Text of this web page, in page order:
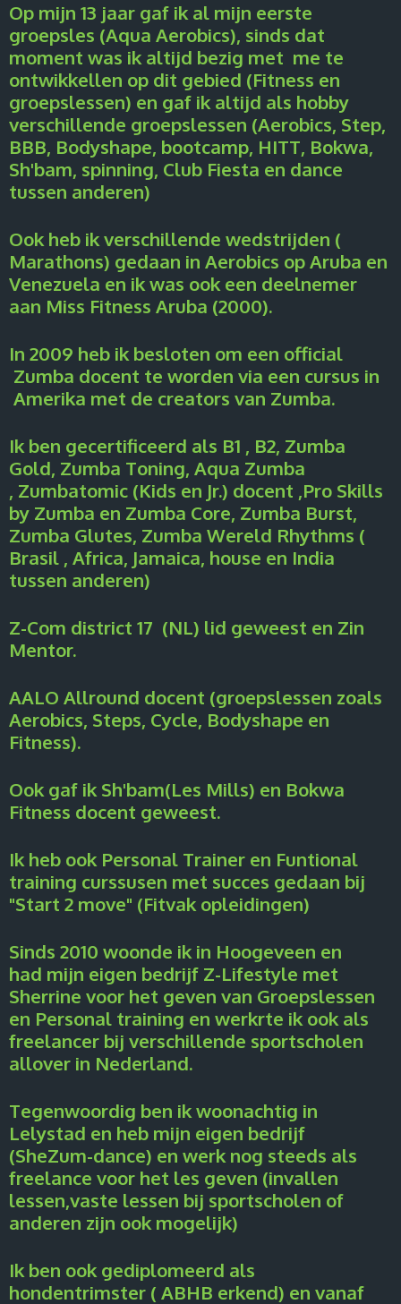
Op mijn 13 jaar gaf ik al mijn eerste
groepsles (Aqua Aerobics), sinds dat
moment was ik altijd bezig met me te
ontwikkellen op dit gebied (Fitness en
groepslessen) en gaf ik altijd als hobby
verschillende groepslessen (Aerobics, Step,
BBB, Bodyshape, bootcamp, HITT, Bokwa,
Sh'bam, spinning, Club Fiesta en dance
tussen anderen)
Ook heb ik verschillende wedstrijden (
Marathons) gedaan in Aerobics op Aruba en
Venezuela en ik was ook een deelnemer
aan Miss Fitness Aruba (2000).
In 2009 heb ik besloten om een official
Zumba docent te worden via een cursus in
Amerika met de creators van Zumba.
Ik ben gecertificeerd als B1 , B2, Zumba
Gold, Zumba Toning, Aqua Zumba
, Zumbatomic (Kids en Jr.) docent ,Pro Skills
by Zumba en Zumba Core, Zumba Burst,
Zumba Glutes, Zumba Wereld Rhythms (
Brasil , Africa, Jamaica, house en India
tussen anderen)
Z-Com district 17 (NL) lid geweest en Zin
Mentor.
AALO Allround docent (groepslessen zoals
Aerobics, Steps, Cycle, Bodyshape en
Fitness).
Ook gaf ik Sh'bam(Les Mills) en Bokwa
Fitness docent geweest.
Ik heb ook Personal Trainer en Funtional
training curssusen met succes gedaan bij
"Start 2 move" (Fitvak opleidingen)
Sinds 2010 woonde ik in Hoogeveen en
had mijn eigen bedrijf Z-Lifestyle met
Sherrine voor het geven van Groepslessen
en Personal training en werkrte ik ook als
freelancer bij verschillende sportscholen
allover in Nederland.
Tegenwoordig ben ik woonachtig in
Lelystad en heb mijn eigen bedrijf
(SheZum-dance) en werk nog steeds als
freelance voor het les geven (invallen
lessen,vaste lessen bij sportscholen of
anderen zijn ook mogelijk)
Ik ben ook gediplomeerd als
hondentrimster ( ABHB erkend) en vanaf